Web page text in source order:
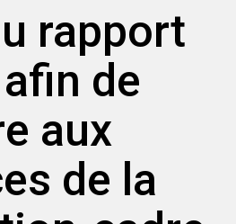
rapport
afin de
aux
de la